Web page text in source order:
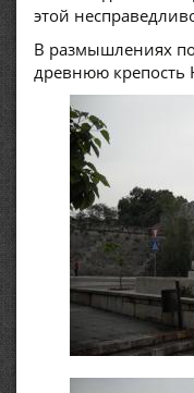
этой
В размышлениях
древнюю крепость